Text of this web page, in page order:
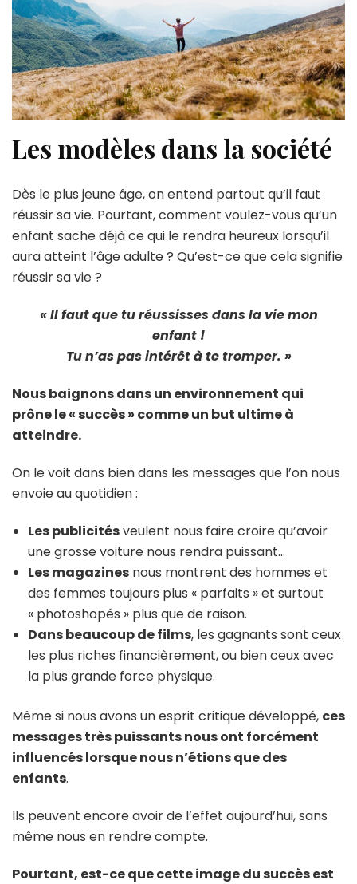
Les modèles dans la société
Dès le plus jeune âge, on entend partout qu’il faut
réussir sa vie. Pourtant, comment voulez-vous qu’un
enfant sache déjà ce qui le rendra heureux lorsqu’il
aura atteint l’âge adulte ? Qu’est-ce que cela signifie
réussir sa vie ?
« Il faut que tu réussisses dans la vie mon
enfant !
Tu n’as pas intérêt à te tromper. »
Nous baignons dans un environnement qui
prône le « succès » comme un but ultime à
atteindre.
On le voit dans bien dans les messages que l’on nous
envoie au quotidien :
Les publicitésveulent nous faire croire qu’avoir
une grosse voiture nous rendra puissant…
Les magazines nous montrent des hommes et
des femmes toujours plus « parfaits » et surtout
« photoshopés » plus que de raison.
Dans beaucoup de films, les gagnants sont ceux
les plus riches financièrement, ou bien ceux avec
la plus grande force physique.
Même si nous avons un esprit critique développé, ces
messages très puissants nous ont forcément
influencés lorsque nous n’étions que des
enfants.
Ils peuvent encore avoir de l’effet aujourd’hui, sans
même nous en rendre compte.
Pourtant, est-ce que cette image du succès est